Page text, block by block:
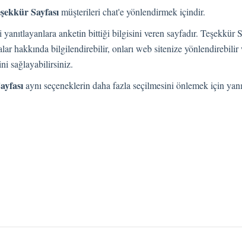
Sayfasımüşterileri chat'e yönlendirmek içindir.
yanıtlayanlara anketin bittiği bilgisini veren sayfadır. Teşekkür
hakkında bilgilendirebilir, onları web sitenize yönlendirebilir
sağlayabilirsiniz.
aynı seçeneklerin daha fazla seçilmesini önlemek için